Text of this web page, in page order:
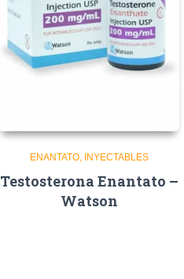
ENANTATO INYECTABLES
Testosterona Enantato –
Watson